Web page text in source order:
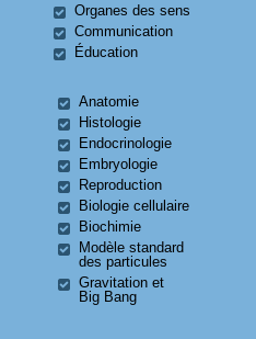
Organes des sens
Communication
Éducation
Anatomie
Histologie
Endocrinologie
Embryologie
Reproduction
Biologie cellulaire
Biochimie
Modèle standard
des particules
Gravitation et
Big Bang